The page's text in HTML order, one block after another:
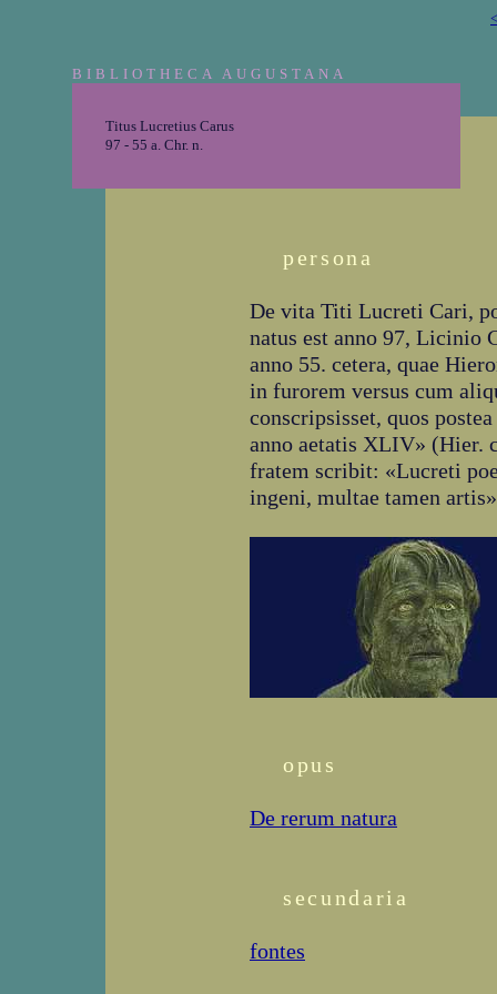
BIBLIOTHECA AUGUSTANA
Titus Lucretius Carus
97 - 55 a. Chr. n.
persona
De vita Titi Lucreti Cari,
natus est anno 97, Licinio
anno 55. cetera, quae
in furorem versus cum
conscripsisset, quos
anno aetatis XLIV» (Hier.
fratem scribit: «Lucreti
ingeni, multae tamen
opus
De rerum natura
secundaria
fontes